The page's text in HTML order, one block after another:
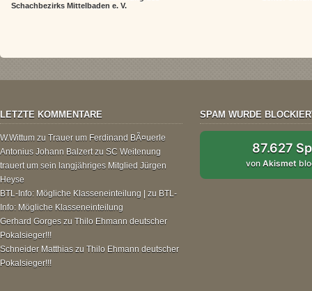
Schachbezirks Mittelbaden e. V.
LETZTE KOMMENTARE
W.Wittum zu Trauer um Ferdinand BÃ¤uerle
Antonius Johann Balzertzu SC Weitenung
trauert um sein langjähriges Mitglied Jürgen
Heyse
BTL-Info: Mögliche Klasseneinteilung | zu BTL-
Info: Mögliche Klasseneinteilung
Gerhard Gorges zu Thilo Ehmann deutscher
Pokalsieger!!!
Schneider Matthias zu Thilo Ehmann deutscher
Pokalsieger!!!
SPAM WURDE
87.627
vonAkismet